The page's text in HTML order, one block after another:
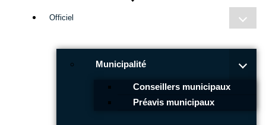
Officiel
Municipalité
Conseillers municipaux
Préavis municipaux